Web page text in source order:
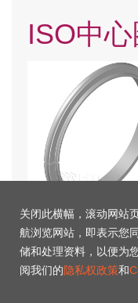
ISO中心
ISO中心圈(欧规)
关闭此横幅，滚动网站
航浏览网站，即表示您
储和处理资料，以便为
阅我们的隐私权政策和